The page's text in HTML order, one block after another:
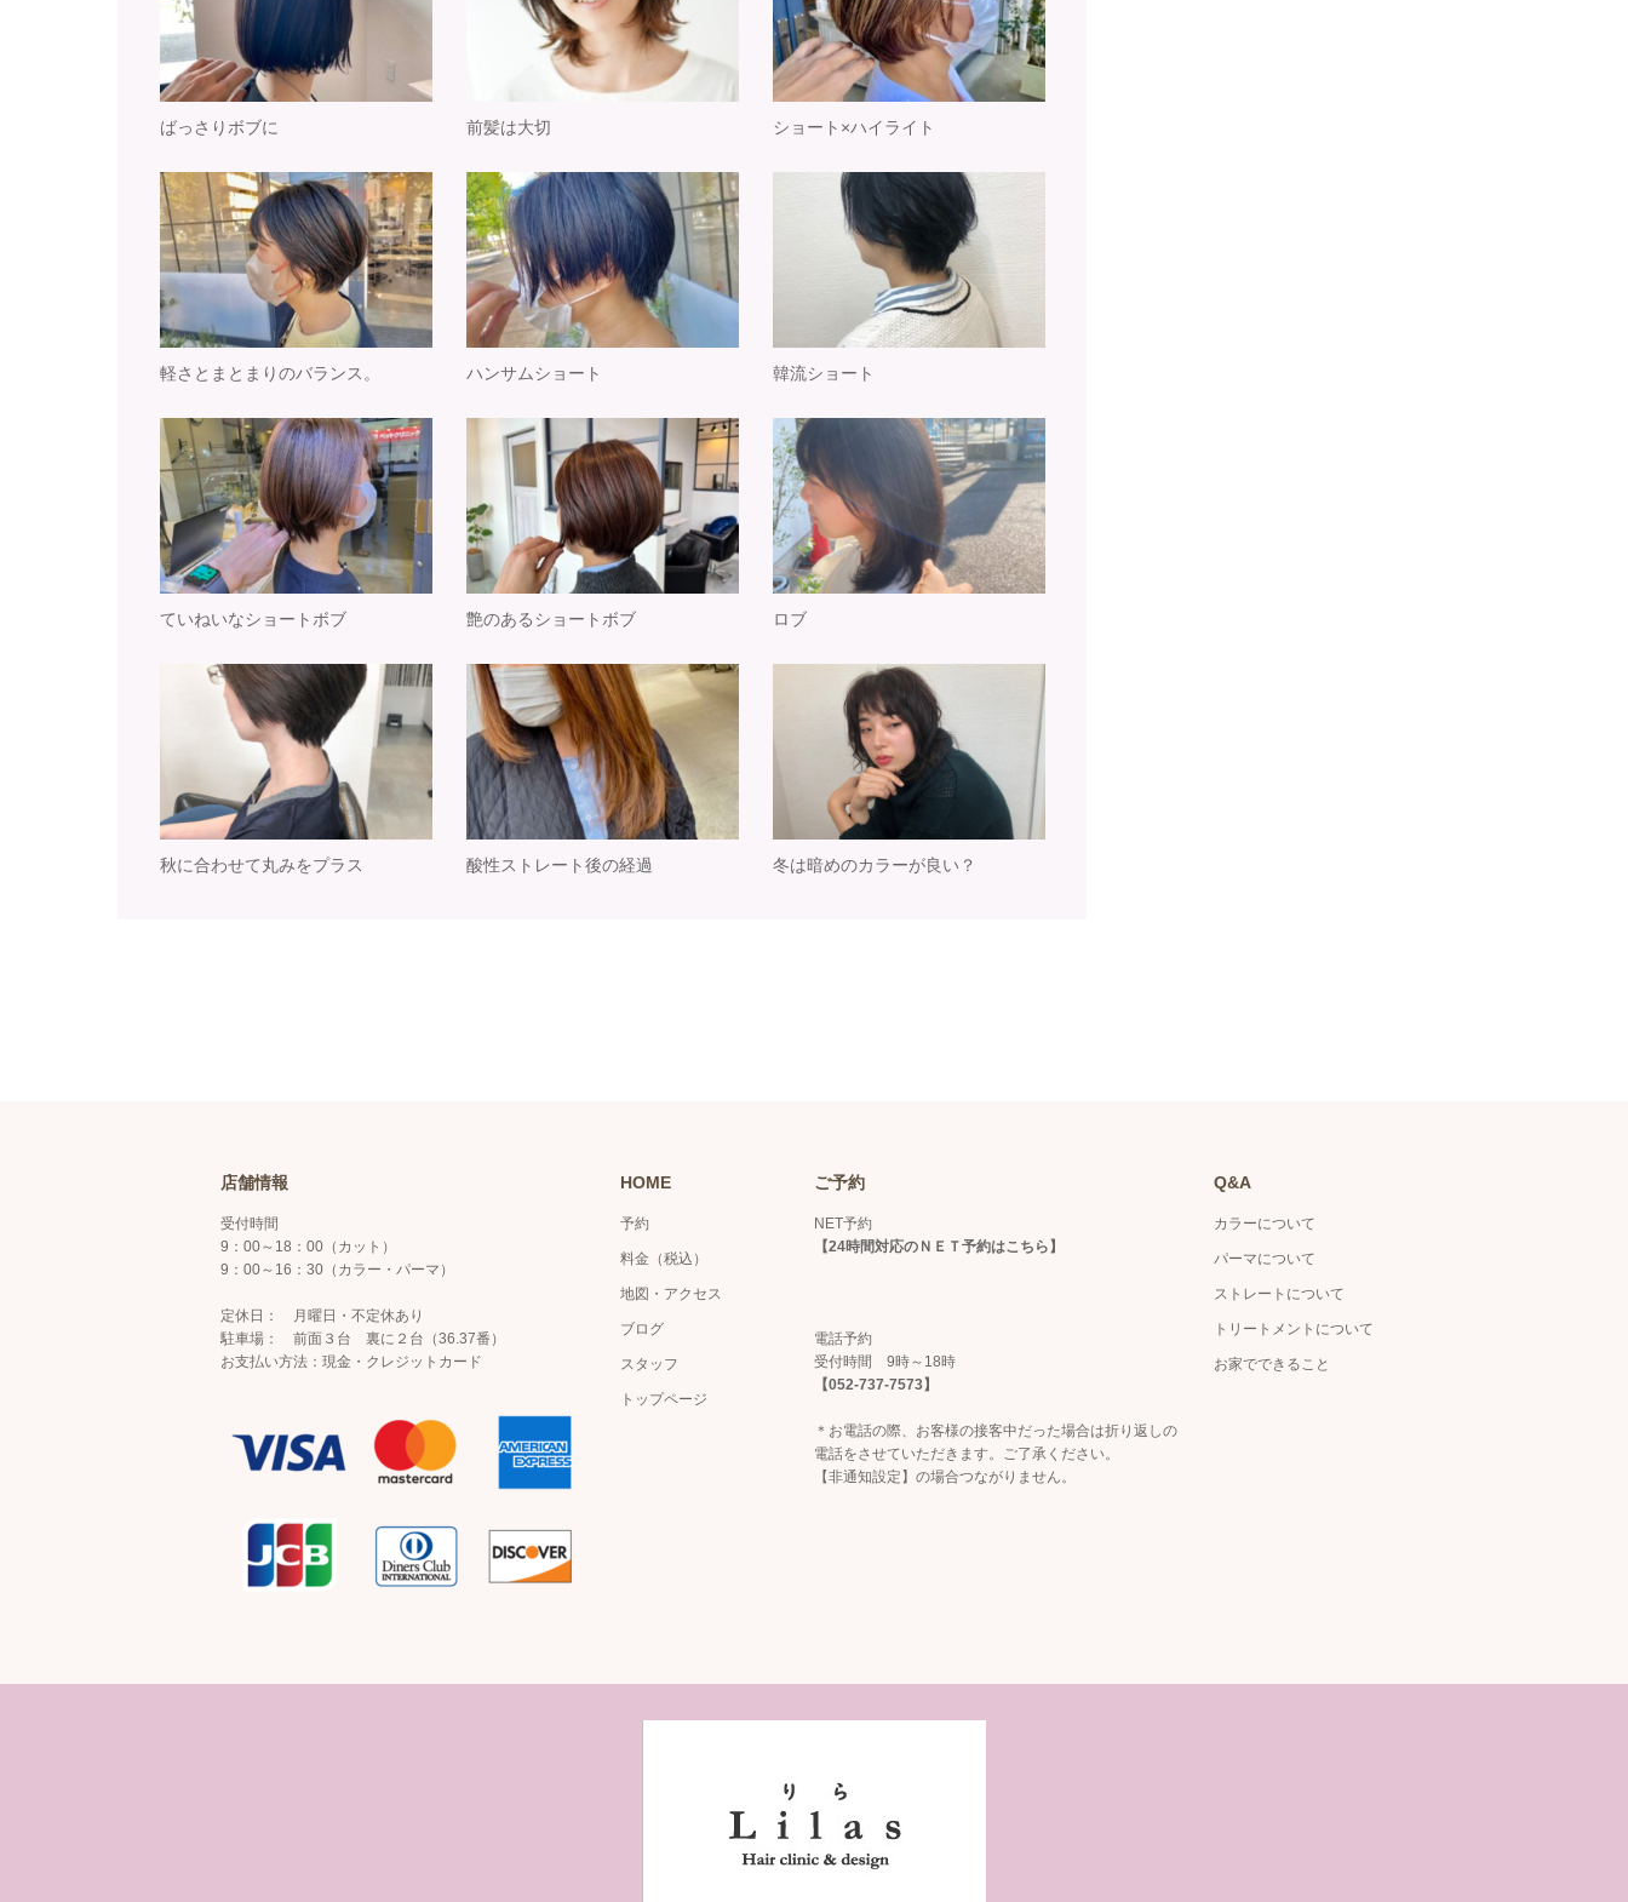
ばっさりボブに 前髪は大切 ショート×ハイライト
軽さとまとまりのバランス。 ハンサムショート 韓流ショート
ていねいなショートボブ 艶のあるショートボブ ロブ
秋に合わせて丸みをプラス 酸性ストレート後の経過 冬は暗めのカラーが良い？
店舗情報
受付時間
9：00～18：00（カット）
9：00～16：30（カラー・パーマ）
定休日： 月曜日・不定休あり
駐車場： 前面３台 裏に２台（36.37番）
お支払い方法：現金・クレジットカード
HOME
予約
料金（税込）
地図・アクセス
ブログ
スタッフ
トップページ
ご予約
NET予約
【24時間対応のＮＥＴ予約はこちら】
電話予約
受付時間 9時～18時
【052-737-7573】
＊お電話の際、お客様の接客中だった場合は折り返しの
電話をさせていただきます。ご了承ください。
【非通知設定】の場合つながりません。
Q&A
カラーについて
パーマについて
ストレートについて
トリートメントについて
お家でできること